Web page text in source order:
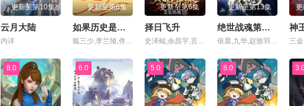
更新至第10集
云月大陆
内详
更新至第6集
如果历史是一群喵第十三季
狐三少,李兰陵,佟心竹,刘明月,叶知秋,阎么么,常蓉珊,李轻扬,闫夜桥
更新至第6集
择日飞升
史泽鲲,余昌宇,言浩,张惠霖,赵梦娇,张杰,邢子皓,卢力峰,刘北辰,高旭东,巴赫,张占坤,万舒心,刘思岑
更新至第13集
绝世战魂第二季
依晨,九华,赵致羽,子兮,徐阿木,月半小铭,啸月,空目十一,宁冀荣,棒菜,朝闻,柳川鱼,背锅虫,墨不是,残月的枫影,子算,祈衍,孙九澳,小源,磊子,砂糖,粽子,景明
神
三金
8.0 6.0 5.0 8.0